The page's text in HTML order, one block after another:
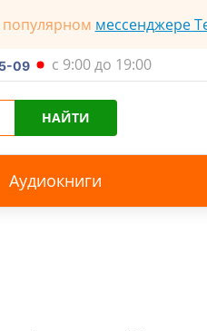
популярном мессенджере
09 с 9:00 до 19:00
НАЙТИ
Аудиокниги